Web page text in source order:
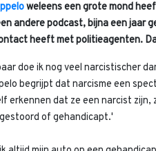
weleens een grote mond
andere podcast, bijna een jaar
heeft met politieagenten.
doe ik nog veel narcistischer
begrijpt dat narcisme een
erkennen dat ze een narcist
of gehandicapt.'